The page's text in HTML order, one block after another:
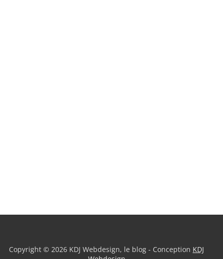
Copyright © 2026 KDJ Webdesign, le blog - Conception KDJ